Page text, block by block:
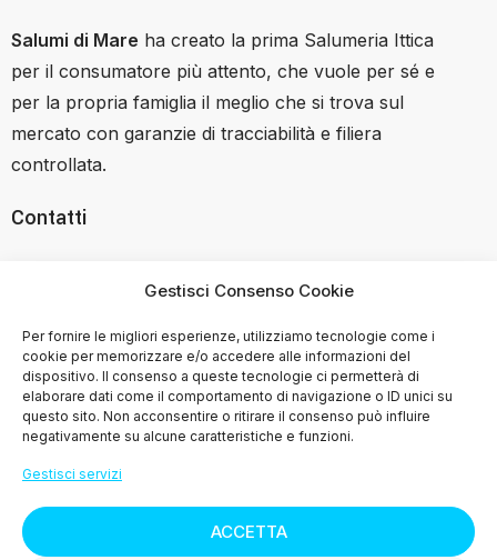
Gestisci Consenso Cookie
Per fornire le migliori esperienze, utilizziamo tecnologie come i
cookie per memorizzare e/o accedere alle informazioni del
dispositivo. Il consenso a queste tecnologie ci permetterà di
elaborare dati come il comportamento di navigazione o ID unici su
questo sito. Non acconsentire o ritirare il consenso può influire
negativamente su alcune caratteristiche e funzioni.
Gestisci servizi
ACCETTA
Salumi di Mare ha creato la prima Salumeria Ittica
per il consumatore più attento, che vuole per sé e
per la propria famiglia il meglio che si trova sul
mercato con garanzie di tracciabilità e filiera
controllata.
Contatti
+39 351 7446037
SHOP
>